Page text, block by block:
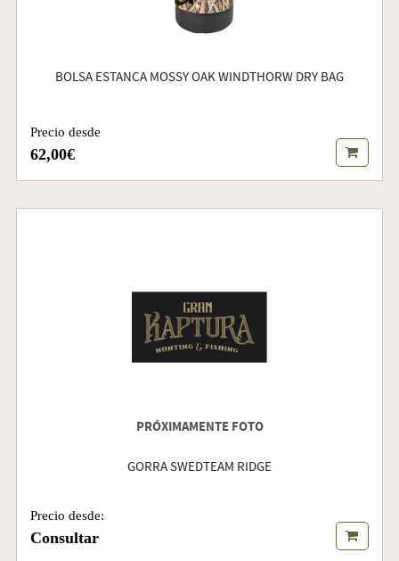
BOLSA ESTANCA MOSSY OAK WINDTHORW DRY BAG
Precio desde
62,00€
PRÓXIMAMENTE FOTO
GORRA SWEDTEAM RIDGE
Precio desde:
Consultar